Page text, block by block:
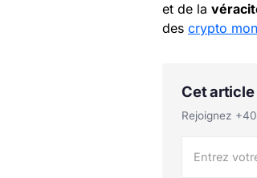
et de la
des crypto
Cet article
Rejoignez